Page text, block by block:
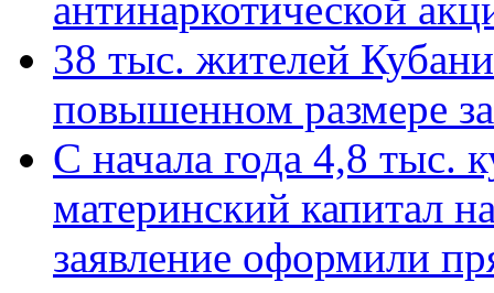
38 тыс. жителей
повышенном размере
С начала года 4,8 тыс.
материнский капитал
заявление оформили